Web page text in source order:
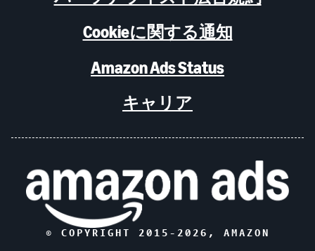
Cookieに関する通知
Amazon Ads Status
キャリア
© COPYRIGHT 2015- 2026 , AMAZON